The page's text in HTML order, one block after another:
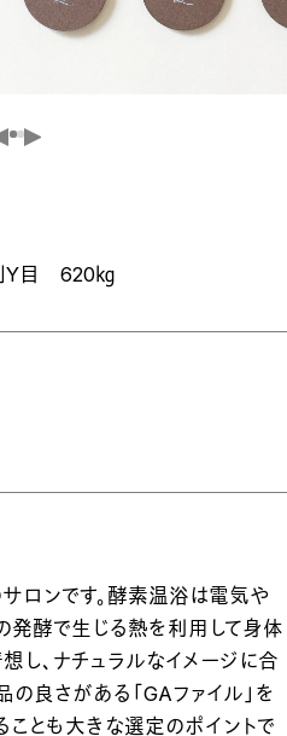
Y目 620㎏
ロンです。酵素温浴は電気や
発酵で生じる熱を利用して身体
し、ナチュラルなイメージに合
の良さがある「GAファイル」を
ことも大きな選定のポイントで